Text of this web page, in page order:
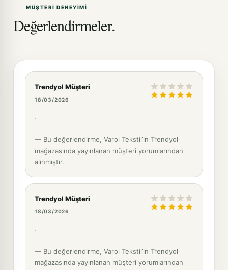
MÜŞTERI DENEYIMI
Değerlendirmeler.
Trendyol Müşteri
18/03/2026
.
— Bu değerlendirme, Varol Tekstil’in Trendyol
mağazasında yayınlanan müşteri yorumlarından
alınmıştır.
Trendyol Müşteri
18/03/2026
.
— Bu değerlendirme, Varol Tekstil’in Trendyol
mağazasında yayınlanan müşteri yorumlarından